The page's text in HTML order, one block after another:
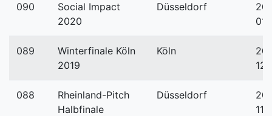
090
Social Impact
2020
Düsseldorf
01-
089
Winterfinale Köln
2019
Köln
12-
088
Rheinland-Pitch
Halbfinale
Düsseldorf
11-